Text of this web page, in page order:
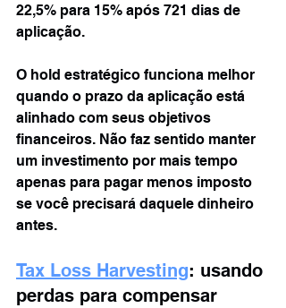
22,5% para 15% após 721 dias de
aplicação.
O hold estratégico funciona melhor
quando o prazo da aplicação está
alinhado com seus objetivos
financeiros. Não faz sentido manter
um investimento por mais tempo
apenas para pagar menos imposto
se você precisará daquele dinheiro
antes.
Tax Loss Harvesting: usando
perdas para compensar